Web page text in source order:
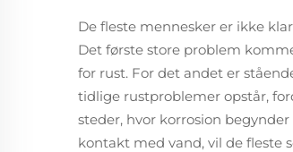
De fleste mennesker er ikke
Det første store problem
for rust. For det andet er
tidlige rustproblemer opstår,
steder, hvor korrosion
kontakt med vand, vil de fleste